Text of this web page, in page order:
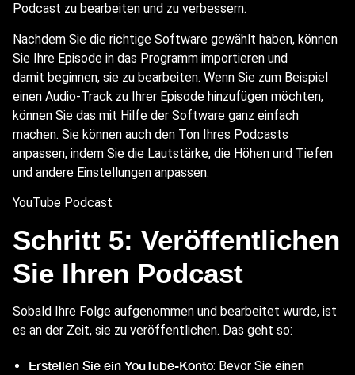
Podcast zu bearbeiten und zu verbessern.
Nachdem Sie die richtige Software gewählt haben, können
Sie Ihre Episode in das Programm importieren und
damit beginnen, sie zu bearbeiten. Wenn Sie zum Beispiel
einen Audio-Track zu Ihrer Episode hinzufügen möchten,
können Sie das mit Hilfe der Software ganz einfach
machen. Sie können auch den Ton Ihres Podcasts
anpassen, indem Sie die Lautstärke, die Höhen und Tiefen
und andere Einstellungen anpassen.
YouTube Podcast
Schritt 5: Veröffentlichen
Sie Ihren Podcast
Sobald Ihre Folge aufgenommen und bearbeitet wurde, ist
es an der Zeit, sie zu veröffentlichen. Das geht so:
Erstellen Sie ein YouTube-Konto: Bevor Sie einen